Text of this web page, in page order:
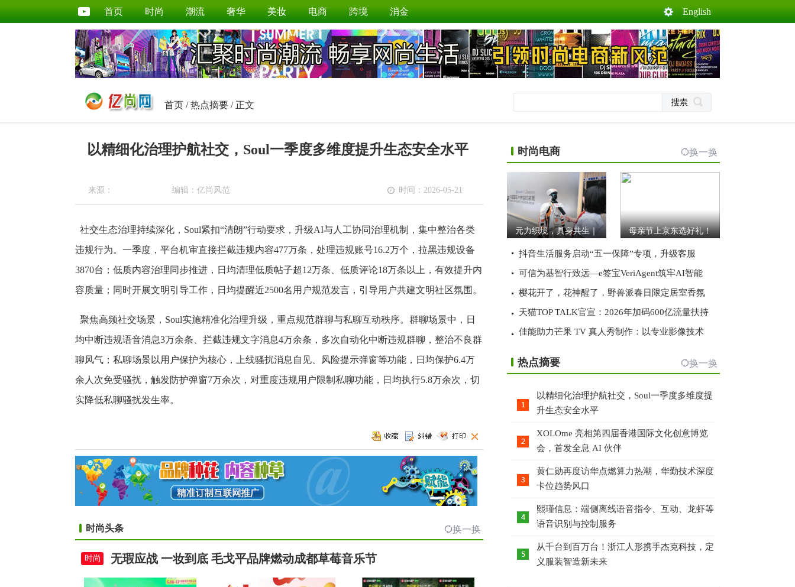
首页 时尚 潮流 奢华 美妆 电商 跨境 消金 English
首页 /热点摘要 / 正文
以精细化治理护航社交，Soul一季度多维度提升生态安全水平
来源： 编辑：亿尚风范 时间：2026-05-21
社交生态治理持续深化，Soul紧扣“清朗”行动要求，升级AI与人工协同治理机制，集中整治各类
违规行为。一季度，平台机审直接拦截违规内容477万条，处理违规账号16.2万个，拉黑违规设备
3870台；低质内容治理同步推进，日均清理低质帖子超12万条、低质评论18万条以上，有效提升内
容质量；同时开展文明引导工作，日均提醒近2500名用户规范发言，引导用户共建文明社区氛围。
聚焦高频社交场景，Soul实施精准化治理升级，重点规范群聊与私聊互动秩序。群聊场景中，日
均中断违规语音消息3万余条、拦截违规文字消息4万余条，多次自动化中断违规群聊，整治不良群
聊风气；私聊场景以用户保护为核心，上线骚扰消息自见、风险提示弹窗等功能，日均保护6.4万
余人次免受骚扰，触发防护弹窗7万余次，对重度违规用户限制私聊功能，日均执行5.8万余次，切
实降低私聊骚扰发生率。
时尚头条 换一换
时尚 无瑕应战 一妆到底 毛戈平品牌燃动成都草莓音乐节
时尚电商 换一换
元力织境，具身共生｜ 母亲节上京东选好礼！
抖音生活服务启动“五一保障”专项，升级客服
可信为基智行致远—e签宝VeriAgent筑牢AI智能
樱花开了，花神醒了，野兽派春日限定居室香氛
天猫TOP TALK官宣：2026年加码600亿流量扶持
佳能助力芒果 TV 真人秀制作：以专业影像技术
热点摘要 换一换
以精细化治理护航社交，Soul一季度多维度提
升生态安全水平
XOLOme 亮相第四届香港国际文化创意博览
会，首发全息 AI 伙伴
黄仁勋再度访华点燃算力热潮，华勤技术深度
卡位趋势风口
熙瑾信息：端侧离线语音指令、互动、龙虾等
语音识别与控制服务
从千台到百万台！浙江人形携手杰克科技，定
义服装智造新未来